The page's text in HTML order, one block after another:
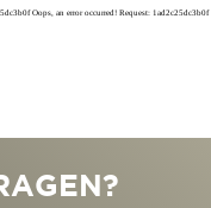
Oops, an error occurred! Request: 1ad2c25dc3b0f